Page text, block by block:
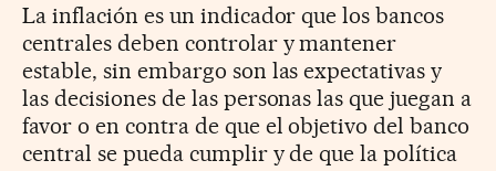
La inflación es un indicador que los bancos
centrales deben controlar y mantener
estable, sin embargo son las expectativas y
las decisiones de las personas las que juegan a
favor o en contra de que el objetivo del banco
central se pueda cumplir y de que la política